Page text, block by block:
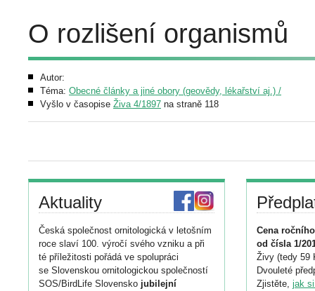
O rozlišení organismů
Autor:
Téma: Obecné články a jiné obory (geovědy, lékařství aj.) /
Vyšlo v časopise Živa 4/1897 na straně 118
Aktuality
Česká společnost ornitologická v letošním
roce slaví 100. výročí svého vzniku a při
té příležitosti pořádá ve spolupráci
se Slovenskou ornitologickou společností
SOS/BirdLife Slovensko jubilejní
Cena
od čísla 1/
Živy (tedy 59
Dvouleté
Zjistěte, jak